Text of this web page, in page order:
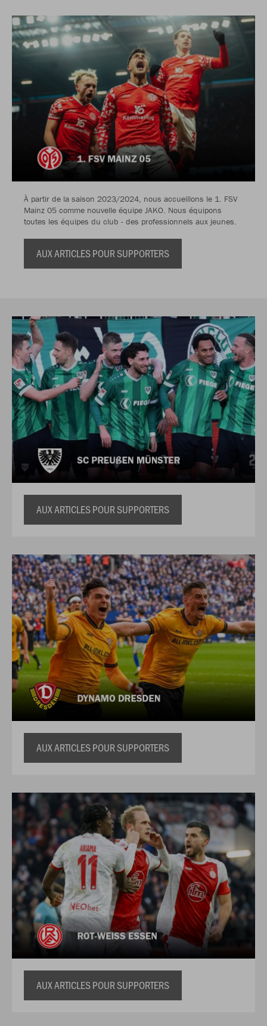
À partir de la saison 2023/2024, nous accueillons le 1. FSV
Mainz 05 comme nouvelle équipe JAKO. Nous équipons
toutes les équipes du club - des professionnels aux jeunes.
AUX ARTICLES POUR SUPPORTERS
AUX ARTICLES POUR SUPPORTERS
AUX ARTICLES POUR SUPPORTERS
AUX ARTICLES POUR SUPPORTERS